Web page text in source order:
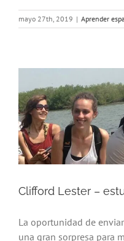
mayo 27th, 2019 | Aprender
Clifford Lester –
La oportunidad de
una gran sorpresa para